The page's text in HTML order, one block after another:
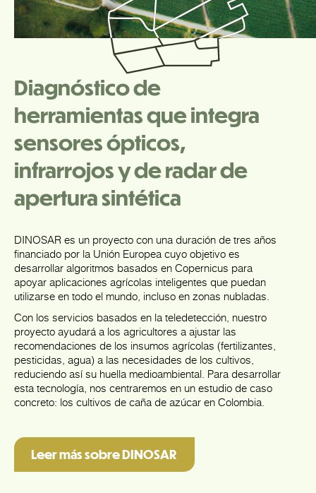
Diagnóstico de
herramientas que integra
sensores ópticos,
infrarrojos y de radar de
apertura sintética
DINOSAR es un proyecto con una duración de tres años
financiado por la Unión Europea cuyo objetivo es
desarrollar algoritmos basados en Copernicus para
apoyar aplicaciones agrícolas inteligentes que puedan
utilizarse en todo el mundo, incluso en zonas nubladas.
Con los servicios basados en la teledetección, nuestro
proyecto ayudará a los agricultores a ajustar las
recomendaciones de los insumos agrícolas (fertilizantes,
pesticidas, agua) a las necesidades de los cultivos,
reduciendo así su huella medioambiental. Para desarrollar
esta tecnología, nos centraremos en un estudio de caso
concreto: los cultivos de caña de azúcar en Colombia.
Leer más sobre DINOSAR